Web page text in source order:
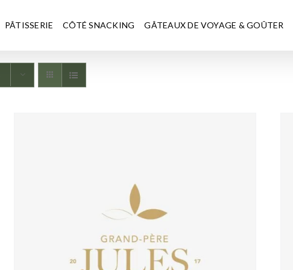
PÂTISSERIE CÔTÉ SNACKING GÂTEAUX DE VOYAGE & GOÛTER